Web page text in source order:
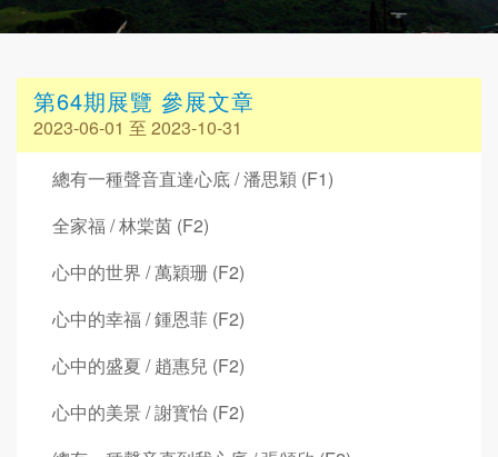
第64期展覽 參展文章
2023-06-01 至 2023-10-31
總有一種聲音直達心底 / 潘思穎 (F1)
全家福 / 林棠茵 (F2)
心中的世界 / 萬穎珊 (F2)
心中的幸福 / 鍾恩菲 (F2)
心中的盛夏 / 趙惠兒 (F2)
心中的美景 / 謝寳怡 (F2)